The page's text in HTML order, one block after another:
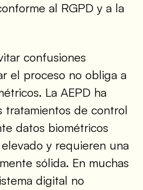
al RGPD y a la
confusiones
el proceso no obliga a
La AEPD ha
de control
datos biométricos
y requieren una
sólida. En muchas
digital no